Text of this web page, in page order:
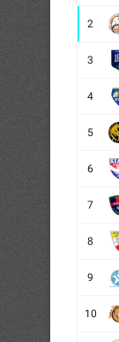
2
3
4
5
6
7
8
9
10